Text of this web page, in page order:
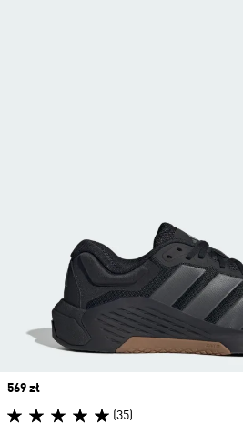
Price
569 zł
(35)